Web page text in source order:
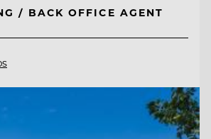
/ BACK OFFICE AGENT